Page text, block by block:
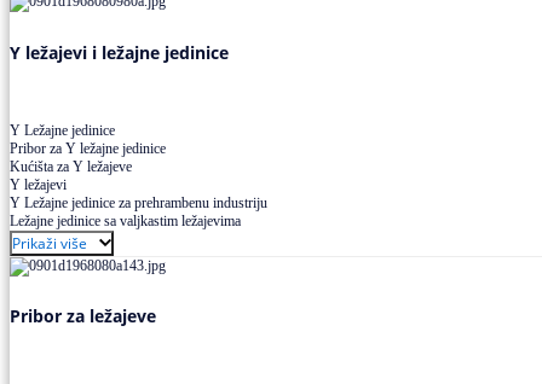
Y ležajevi i ležajne jedinice
Y Ležajne jedinice
Pribor za Y ležajne jedinice
Kućišta za Y ležajeve
Y ležajevi
Y Ležajne jedinice za prehrambenu industriju
Ležajne jedinice sa valjkastim ležajevima
Prikaži više
Pribor za ležajeve